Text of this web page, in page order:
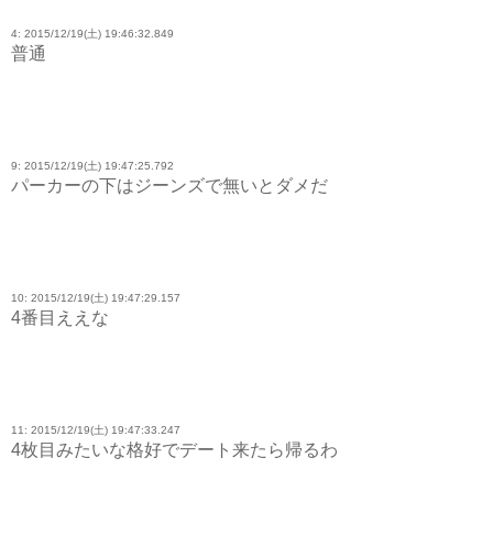
4: 2015/12/19(土) 19:46:32.849
普通
9: 2015/12/19(土) 19:47:25.792
パーカーの下はジーンズで無いとダメだ
10: 2015/12/19(土) 19:47:29.157
4番目ええな
11: 2015/12/19(土) 19:47:33.247
4枚目みたいな格好でデート来たら帰るわ